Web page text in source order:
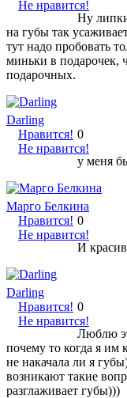
Не нравится!
Ну
на губы так
тут надо пробовать
миньки в подарочек,
подарочных.
Darling
Нравится!
Не нравится!
0
у меня
Марго Белкина
Нравится!
Не нравится!
0
И
Darling
Нравится!
Не нравится!
0
Люблю
почему то когда я им
не накачала ли я
возникают такие
разглаживает губы)))